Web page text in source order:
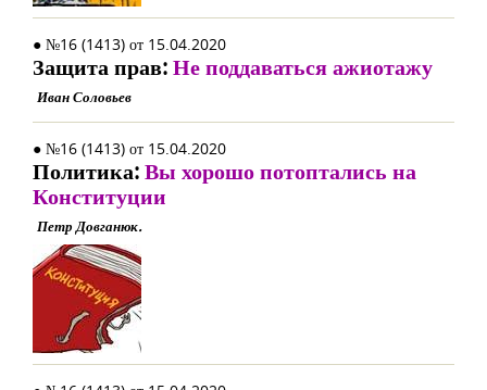
● №16 (1413) от 15.04.2020
Защита прав:Не поддаваться ажиотажу
Иван Соловьев
● №16 (1413) от 15.04.2020
Политика:Вы хорошо потоптались на
Конституции
Петр Довганюк.